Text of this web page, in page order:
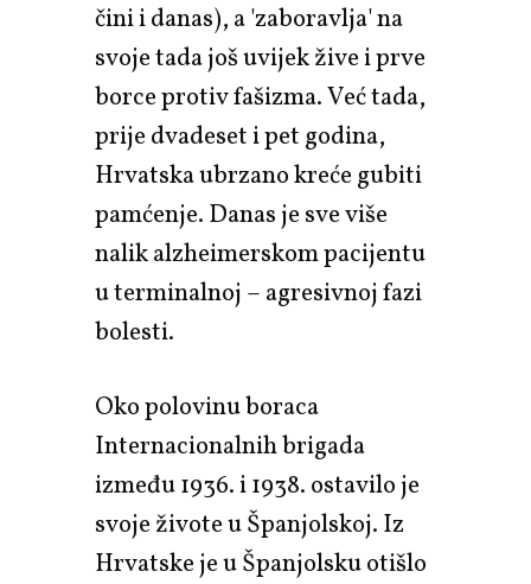
čini i danas), a 'zaboravlja' na
svoje tada još uvijek žive i prve
borce protiv fašizma. Već tada,
prije dvadeset i pet godina,
Hrvatska ubrzano kreće gubiti
pamćenje. Danas je sve više
nalik alzheimerskom pacijentu
u terminalnoj – agresivnoj fazi
bolesti.
Oko polovinu boraca
Internacionalnih brigada
između 1936. i 1938. ostavilo je
svoje živote u Španjolskoj. Iz
Hrvatske je u Španjolsku otišlo